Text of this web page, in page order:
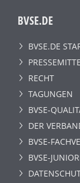
BVSE.DE
BVSE.DE
RECHT
TAGUNGEN
BVSE-
DER
BVSE-
BVSE-